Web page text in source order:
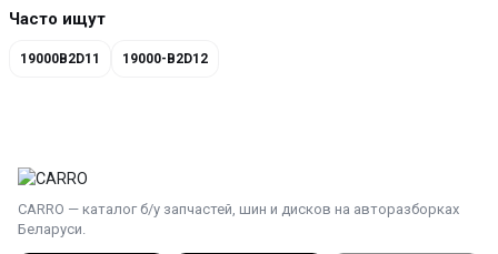
Часто ищут
19000B2D11 19000-B2D12
CARRO — каталог б/у запчастей, шин и дисков на авторазборках
Беларуси.